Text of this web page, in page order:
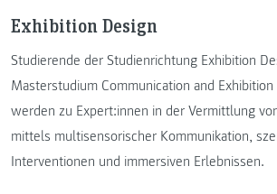
Exhibition Design
Studierende der Studienrichtung Exhibition
Masterstudium Communication and Exhibition
werden zu Expert:innen in der Vermittlung
mittels multisensorischer Kommunikation,
Interventionen und immersiven Erlebnissen.